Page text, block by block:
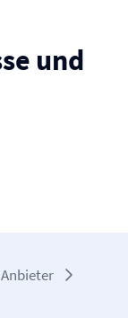
und
Anbieter